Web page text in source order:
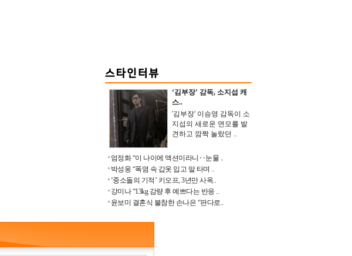
‘김부장’ 감독, 소지섭 캐
스..
'김부장' 이승영 감독이 소
지섭의 새로운 면모를 발
견하고 깜짝 놀랐던 ..
엄정화 “이 나이에 액션이라니‥눈물 ..
박성웅 “폭염 속 갑옷 입고 말 타며 ..
‘중소돌의 기적’ 키오프, 3년만 사옥..
강미나 “13kg 감량 후 예쁘다는 반응 ..
윤보미 결혼식 불참한 손나은 “판다로..